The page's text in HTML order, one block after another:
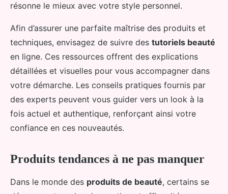
résonne le mieux avec votre style personnel.
Afin d’assurer une parfaite maîtrise des produits et
techniques, envisagez de suivre des tutoriels beauté
en ligne. Ces ressources offrent des explications
détaillées et visuelles pour vous accompagner dans
votre démarche. Les conseils pratiques fournis par
des experts peuvent vous guider vers un look à la
fois actuel et authentique, renforçant ainsi votre
confiance en ces nouveautés.
Produits tendances à ne pas manquer
Dans le monde des produits de beauté, certains se